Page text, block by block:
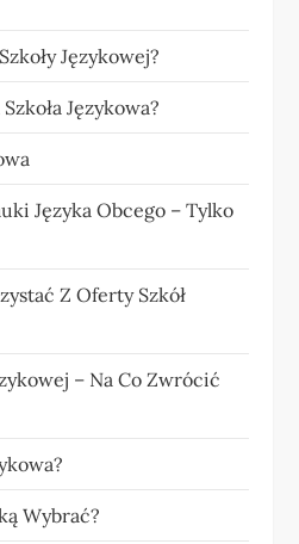
Językowej?
Językowa?
Języka Obcego – Tylko
Z Oferty Szkół
– Na Co Zwrócić
Wybrać?